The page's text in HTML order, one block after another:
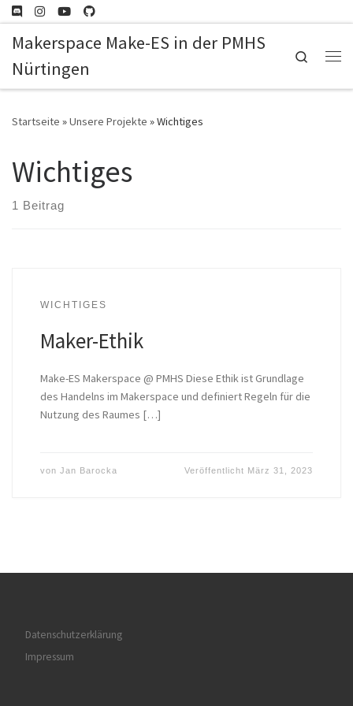
Zum Inhalt springen
Makerspace Make-ES in der PMHS
Nürtingen
Search
Startseite »Unsere Projekte »Wichtiges
Wichtiges
1 Beitrag
WICHTIGES
Maker-Ethik
Make-ES Makerspace @ PMHS Diese Ethik ist Grundlage
des Handelns im Makerspace und definiert Regeln für die
Nutzung des Raumes […]
von Jan Barocka Veröffentlicht März 31, 2023
Datenschutzerklärung
Impressum